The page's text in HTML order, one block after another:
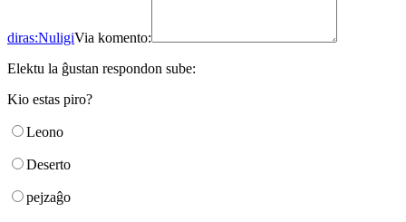
diras:NuligiVia komento:
Elektu la ĝustan respondon sube:
Kio estas piro?
Leono
Deserto
pejzaĝo